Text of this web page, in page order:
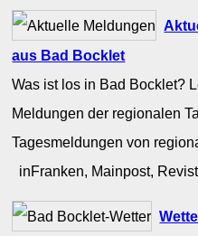
aus Bad Bocklet
Was ist los in Bad Bocklet?
Meldungen der regionalen
Tagesmeldungen von
inFranken, Mainpost,